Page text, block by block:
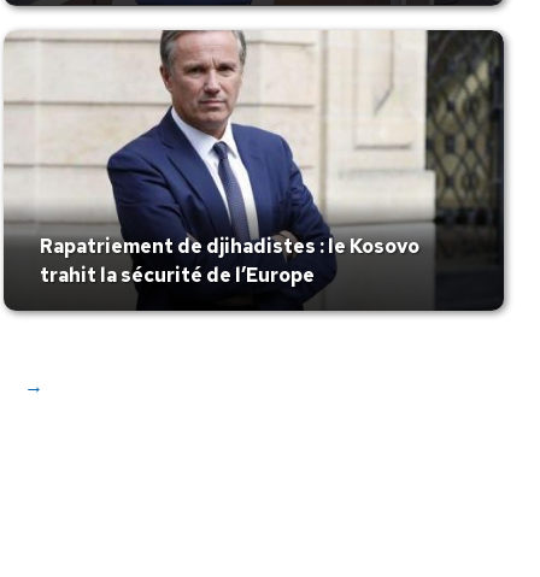
Rapatriement de djihadistes : le Kosovo
trahit la sécurité de l’Europe
→